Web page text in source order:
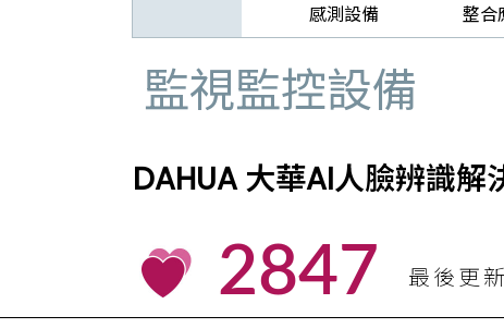
感測設備
整合
監視監控設備
DAHUA 大華AI人臉辨識解
2847 最後更